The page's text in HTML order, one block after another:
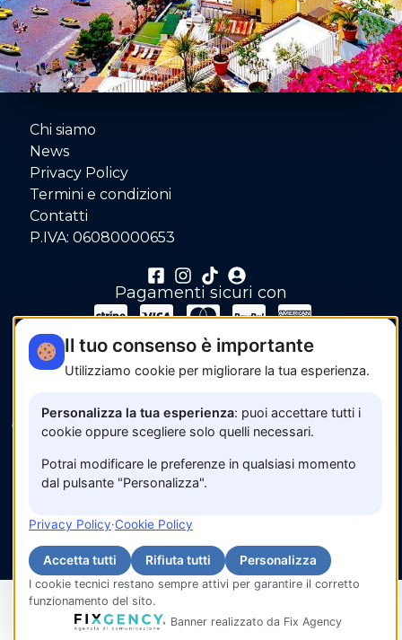
Chi siamo
News
Privacy Policy
Termini e condizioni
Contatti
P.IVA: 06080000653
Pagamenti sicuri con
© 2026 www.amalfisunset.it —Fix Agency— Facciamo
IT
Il tuo consenso è importante
Utilizziamo cookie per migliorare la tua esperienza.
Personalizza la tua esperienza: puoi accettare tutti i
cookie oppure scegliere solo quelli necessari.
Potrai modificare le preferenze in qualsiasi momento
dal pulsante "Personalizza".
Privacy Policy·Cookie Policy
Accetta tutti Rifiuta tutti Personalizza
I cookie tecnici restano sempre attivi per garantire il corretto
funzionamento del sito.
Banner realizzato da Fix Agency